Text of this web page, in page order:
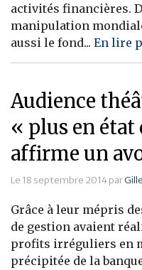
activités financières.
manipulation
aussi le fond... En lire
Audience
« plus en état
affirme un
Le 18 septembre 2014 par
Grâce à leur mépris
de gestion avaient
profits irréguliers en
précipitée de la